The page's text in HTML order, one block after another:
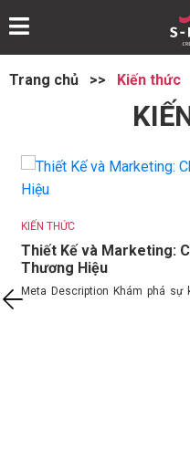
Trang chủ >> Kiến thức
KIẾN THỨC
Thiết Kế và Marketing:
Thương Hiệu
Meta Description Khám phá